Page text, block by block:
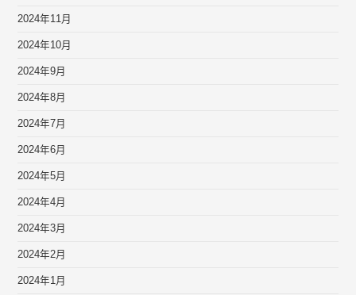
2024年11月
2024年10月
2024年9月
2024年8月
2024年7月
2024年6月
2024年5月
2024年4月
2024年3月
2024年2月
2024年1月